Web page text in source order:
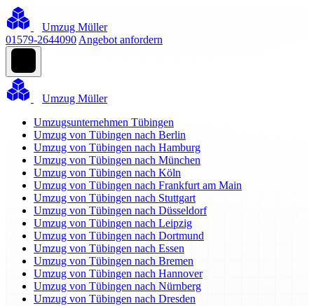
Umzug Müller
01579-2644090 Angebot anfordern
Umzug Müller
Umzugsunternehmen Tübingen
Umzug von Tübingen nach Berlin
Umzug von Tübingen nach Hamburg
Umzug von Tübingen nach München
Umzug von Tübingen nach Köln
Umzug von Tübingen nach Frankfurt am Main
Umzug von Tübingen nach Stuttgart
Umzug von Tübingen nach Düsseldorf
Umzug von Tübingen nach Leipzig
Umzug von Tübingen nach Dortmund
Umzug von Tübingen nach Essen
Umzug von Tübingen nach Bremen
Umzug von Tübingen nach Hannover
Umzug von Tübingen nach Nürnberg
Umzug von Tübingen nach Dresden